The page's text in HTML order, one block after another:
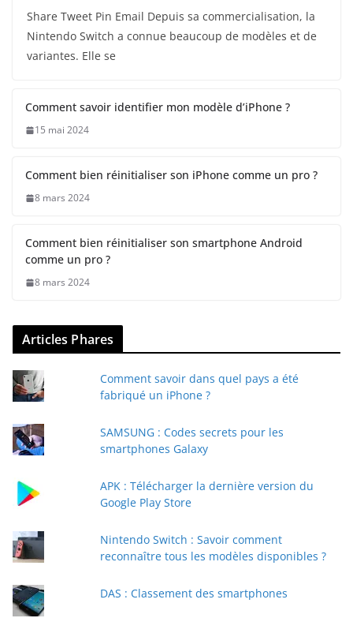
Share Tweet Pin Email Depuis sa commercialisation, la
Nintendo Switch a connue beaucoup de modèles et de
variantes. Elle se
Comment savoir identifier mon modèle d’iPhone ?
15 mai 2024
Comment bien réinitialiser son iPhone comme un pro ?
8 mars 2024
Comment bien réinitialiser son smartphone Android
comme un pro ?
8 mars 2024
Articles Phares
Comment savoir dans quel pays a été
fabriqué un iPhone ?
SAMSUNG : Codes secrets pour les
smartphones Galaxy
APK : Télécharger la dernière version du
Google Play Store
Nintendo Switch : Savoir comment
reconnaître tous les modèles disponibles ?
DAS : Classement des smartphones